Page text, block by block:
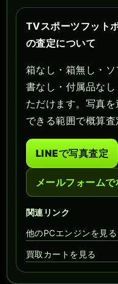
TVスポーツフット
の査定について
箱なし・箱無し・
書なし・付属品な
ただけます。写真
できる範囲で概算査
LINEで写真査定
メールフォーム
関連リンク
他のPCエンジンを見る
買取カートを見る